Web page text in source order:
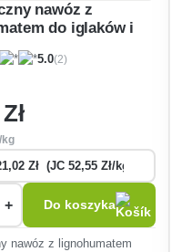
nawóz z
do iglaków i
ozdobnych
5.0(2)
kg
+ Do koszyka
nawóz z lignohumatem